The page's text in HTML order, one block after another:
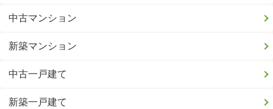
中古マンション
新築マンション
中古一戸建て
新築一戸建て